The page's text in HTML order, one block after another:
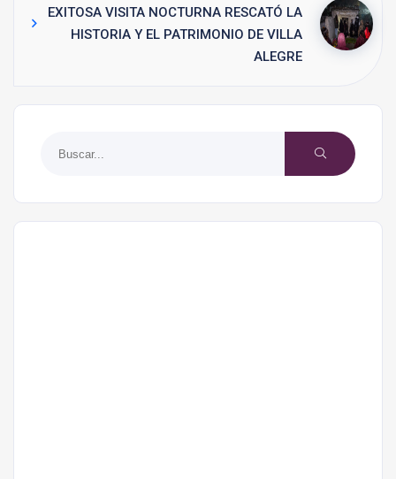
EXITOSA VISITA NOCTURNA RESCATÓ LA
HISTORIA Y EL PATRIMONIO DE VILLA
ALEGRE